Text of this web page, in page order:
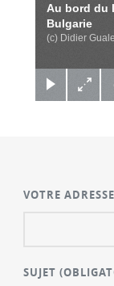
Au bord du
Bulgarie
(c) Didier
VOTRE
SUJET